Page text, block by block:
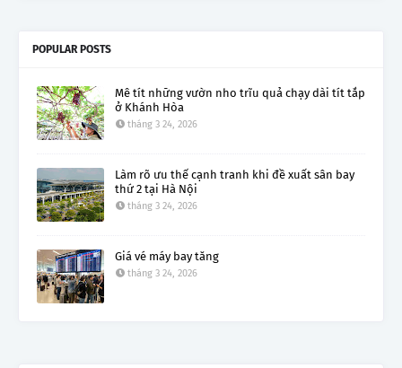
POPULAR POSTS
Mê tít những vườn nho trĩu quả chạy dài tít tắp
ở Khánh Hòa
tháng 3 24, 2026
Làm rõ ưu thế cạnh tranh khi đề xuất sân bay
thứ 2 tại Hà Nội
tháng 3 24, 2026
Giá vé máy bay tăng
tháng 3 24, 2026